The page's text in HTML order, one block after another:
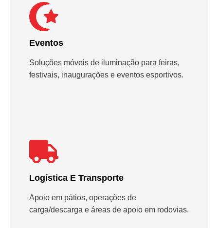
Eventos
Soluções móveis de iluminação para feiras,
festivais, inaugurações e eventos esportivos.
Logística E Transporte
Apoio em pátios, operações de
carga/descarga e áreas de apoio em rodovias.